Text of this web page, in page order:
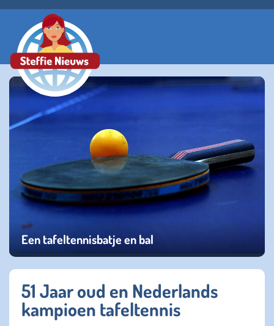
Een tafeltennisbatje en bal
51 Jaar oud en Nederlands
kampioen tafeltennis